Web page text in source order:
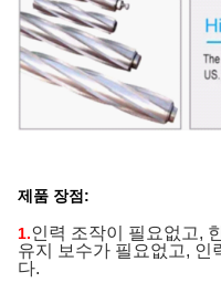
제품 장점:
1.인력 조작이 필요없고,
유지 보수가 필요없고, 인
다.